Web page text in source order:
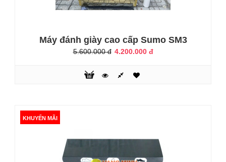
Với su hướng hiện đại ngày nay thì chiếc máy đánh giầy tự
Máy đánh giày cao cấp Sumo SM3
5.600.000 đ 4.200.000 đ
KHUYẾN MÃI